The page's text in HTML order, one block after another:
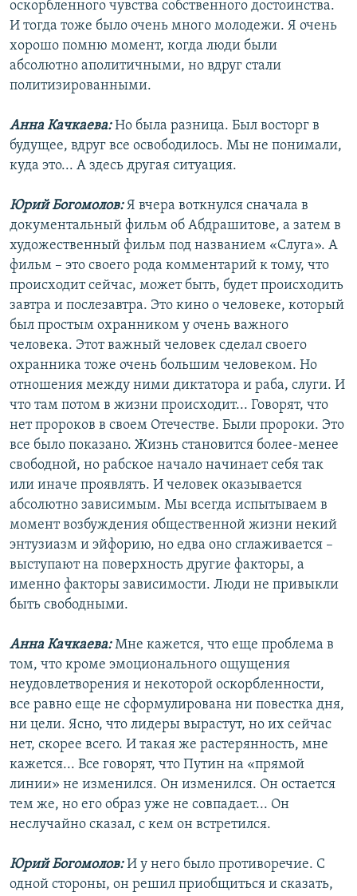
оскорбленного чувства собственного достоинства.
И тогда тоже было очень много молодежи. Я очень
хорошо помню момент, когда люди были
абсолютно аполитичными, но вдруг стали
политизированными.
Анна Качкаева:Но была разница. Был восторг в
будущее, вдруг все освободилось. Мы не понимали,
куда это... А здесь другая ситуация.
Юрий Богомолов:Я вчера воткнулся сначала в
документальный фильм об Абдрашитове, а затем в
художественный фильм под названием «Слуга». А
фильм – это своего рода комментарий к тому, что
происходит сейчас, может быть, будет происходить
завтра и послезавтра. Это кино о человеке, который
был простым охранником у очень важного
человека. Этот важный человек сделал своего
охранника тоже очень большим человеком. Но
отношения между ними диктатора и раба, слуги. И
что там потом в жизни происходит... Говорят, что
нет пророков в своем Отечестве. Были пророки. Это
все было показано. Жизнь становится более-менее
свободной, но рабское начало начинает себя так
или иначе проявлять. И человек оказывается
абсолютно зависимым. Мы всегда испытываем в
момент возбуждения общественной жизни некий
энтузиазм и эйфорию, но едва оно сглаживается –
выступают на поверхность другие факторы, а
именно факторы зависимости. Люди не привыкли
быть свободными.
Анна Качкаева:Мне кажется, что еще проблема в
том, что кроме эмоционального ощущения
неудовлетворения и некоторой оскорбленности,
все равно еще не сформулирована ни повестка дня,
ни цели. Ясно, что лидеры вырастут, но их сейчас
нет, скорее всего. И такая же растерянность, мне
кажется... Все говорят, что Путин на «прямой
линии» не изменился. Он изменился. Он остается
тем же, но его образ уже не совпадает... Он
неслучайно сказал, с кем он встретился.
Юрий Богомолов:И у него было противоречие. С
одной стороны, он решил приобщиться и сказать,